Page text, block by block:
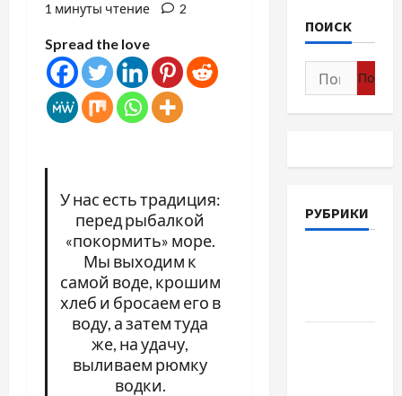
1 минуты чтение
2
Spread the love
У нас есть традиция:
перед рыбалкой
«покормить» море.
Мы выходим к
самой воде, крошим
хлеб и бросаем его в
воду, а затем туда
же, на удачу,
выливаем рюмку
водки.
ПОИСК
Найти:
РУБРИКИ